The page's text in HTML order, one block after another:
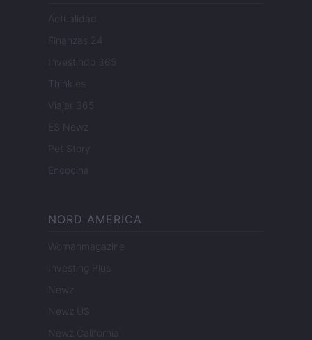
Actualidad
Finanzas 24
Investindo 365
Think.es
Viajar 365
ES Newz
Pet Story
Encocina
NORD AMERICA
Womanmagazine
Investing Plus
Newz
Newz US
Newz California